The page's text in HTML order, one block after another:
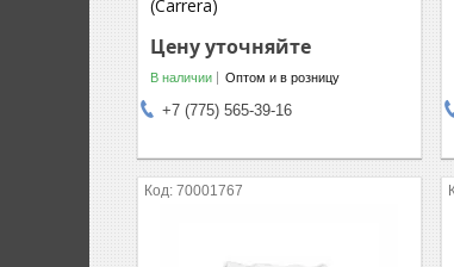
(Carrera)
Цену уточняйте
В наличии Оптом и в розницу
+7 (775) 565-39-16
70001767